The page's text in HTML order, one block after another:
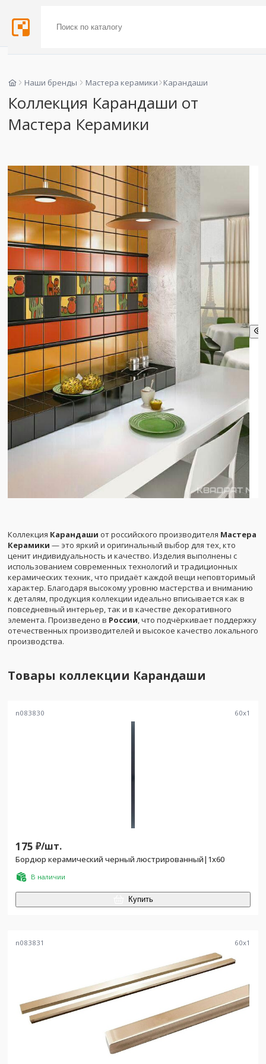
Наши бренды Мастера керамики Карандаши
Коллекция Карандаши от
Мастера Керамики
Коллекция Карандаши от российского производителя Мастера
Керамики — это яркий и оригинальный выбор для тех, кто
ценит индивидуальность и качество. Изделия выполнены с
использованием современных технологий и традиционных
керамических техник, что придаёт каждой вещи неповторимый
характер. Благодаря высокому уровню мастерства и вниманию
к деталям, продукция коллекции идеально вписывается как в
повседневный интерьер, так и в качестве декоративного
элемента. Произведено в России , что подчёркивает поддержку
отечественных производителей и высокое качество локального
производства.
Товары коллекции Карандаши
n083830 60x1
175 ₽/шт.
Бордюр керамический черный люстрированный|1х60
В наличии
Купить
n083831 60x1